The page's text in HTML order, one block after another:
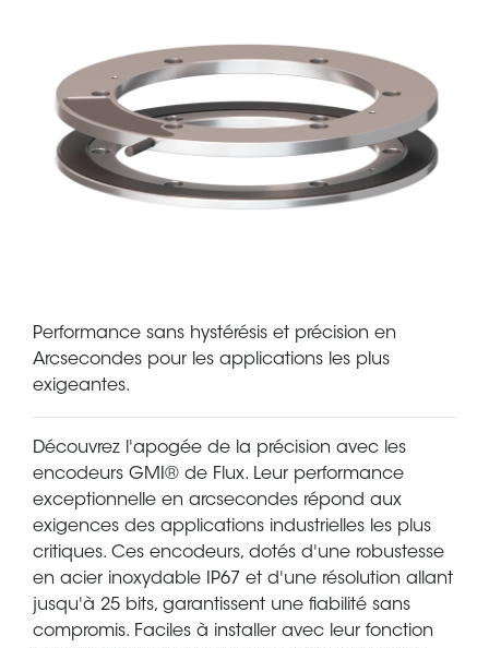
Performance sans hystérésis et précision en
Arcsecondes pour les applications les plus
exigeantes.
Découvrez l'apogée de la précision avec les
encodeurs GMI® de Flux. Leur performance
exceptionnelle en arcsecondes répond aux
exigences des applications industrielles les plus
critiques. Ces encodeurs, dotés d'une robustesse
en acier inoxydable IP67 et d'une résolution allant
jusqu'à 25 bits, garantissent une fiabilité sans
compromis. Faciles à installer avec leur fonction